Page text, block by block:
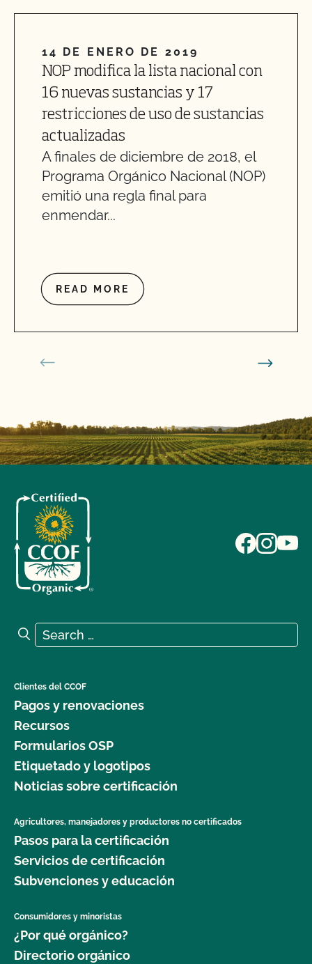
14 DE ENERO DE 2019
NOP modifica la lista nacional con
16 nuevas sustancias y 17
restricciones de uso de sustancias
actualizadas
A finales de diciembre de 2018, el
Programa Orgánico Nacional (NOP)
emitió una regla final para
enmendar...
READ MORE
Search for:
Search
Clientes del CCOF
Pagos y renovaciones
Recursos
Formularios OSP
Etiquetado y logotipos
Noticias sobre certificación
Agricultores, manejadores y productores no certificados
Pasos para la certificación
Servicios de certificación
Subvenciones y educación
Consumidores y minoristas
¿Por qué orgánico?
Directorio orgánico